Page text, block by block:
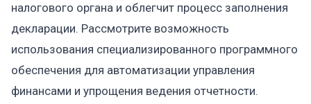
налогового органа и облегчит процесс заполнения
декларации. Рассмотрите возможность
использования специализированного программного
обеспечения для автоматизации управления
финансами и упрощения ведения отчетности.